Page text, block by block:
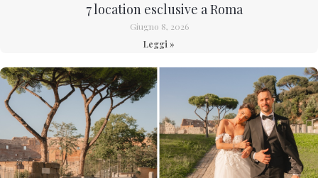
7 location esclusive a Roma
Giugno 8, 2026
Leggi »